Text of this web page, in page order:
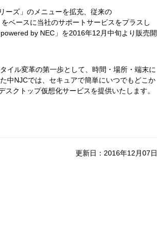
ーズ」のメニューを拡充、従来の
ベースに当社のサポートサービスをプラスし
by NEC」を2016年12月中旬より販売開
イル変革の第一歩として、時間・場所・端末に
中NJCでは、セキュアで簡単にいつでもどこか
クトップ仮想化サービスを提供いたします。
更新日：2016年12月07日